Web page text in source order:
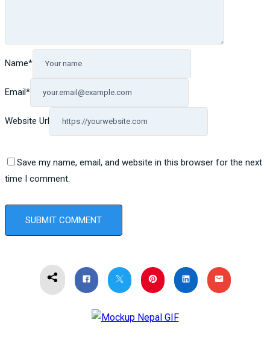
Name*
Email*
Website Url
Save my name, email, and website in this browser for the next
time I comment.